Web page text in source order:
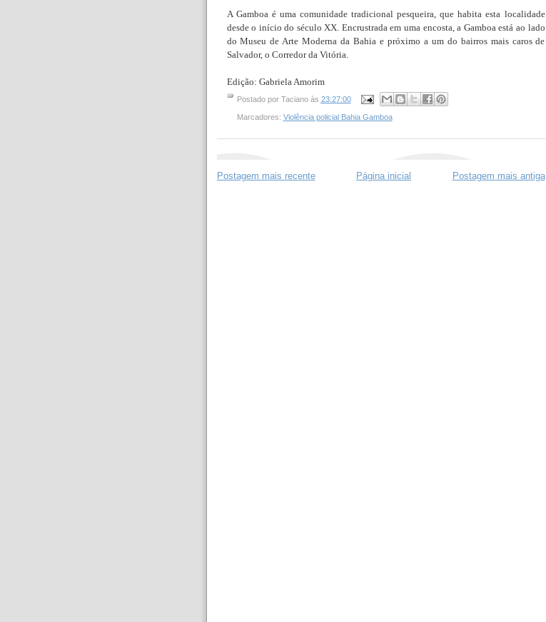
A Gamboa é uma comunidade tradicional pesqueira, que habita esta localidade
desde o início do século XX. Encrustrada em uma encosta, a Gamboa está ao lado
do Museu de Arte Moderna da Bahia e próximo a um do bairros mais caros de
Salvador, o Corredor da Vitória.
Edição: Gabriela Amorim
Postado por Taciano às 23:27:00
Marcadores: Violência policial Bahia Gamboa
Postagem mais recente Postagem mais antiga
Página inicial